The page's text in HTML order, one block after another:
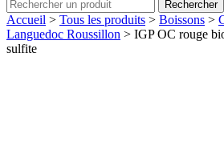
Rechercher
Accueil > Tous les produits > Boissons >
Languedoc Roussillon > IGP OC rouge
sulfite